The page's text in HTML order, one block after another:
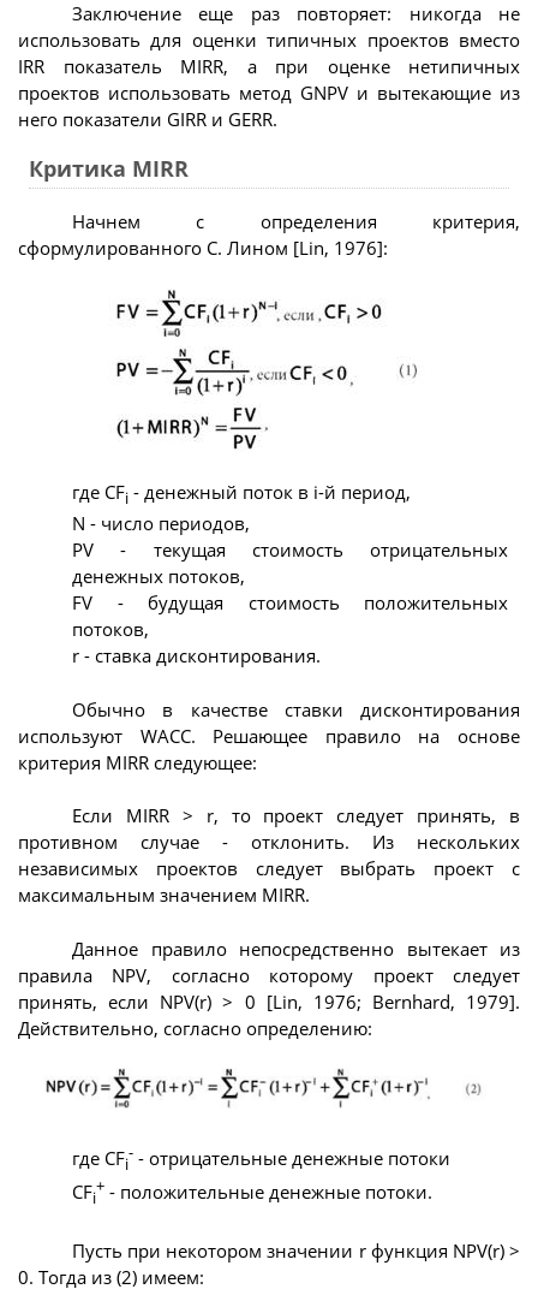
Заключение еще раз повторяет: никогда не
использовать для оценки типичных проектов вместо
IRR показатель MIRR, а при оценке нетипичных
проектов использовать метод GNPV и вытекающие из
него показатели GIRR и GERR.
Критика MIRR
Начнем с определения критерия,
сформулированного С. Лином [Lin, 1976]:
где CFi - денежный поток в i-й период,
N - число периодов,
PV - текущая стоимость отрицательных
денежных потоков,
FV - будущая стоимость положительных
потоков,
r - ставка дисконтирования.
Обычно в качестве ставки дисконтирования
используют WACC. Решающее правило на основе
критерия MIRR следующее:
Если MIRR > r, то проект следует принять, в
противном случае - отклонить. Из нескольких
независимых проектов следует выбрать проект с
максимальным значением MIRR.
Данное правило непосредственно вытекает из
правила NPV, согласно которому проект следует
принять, если NPV(r) > 0 [Lin, 1976; Bernhard, 1979].
Действительно, согласно определению:
где CFi
- - отрицательные денежные потоки
CFi
+ - положительные денежные потоки.
Пусть при некотором значении r функция NPV(r) >
0. Тогда из (2) имеем: